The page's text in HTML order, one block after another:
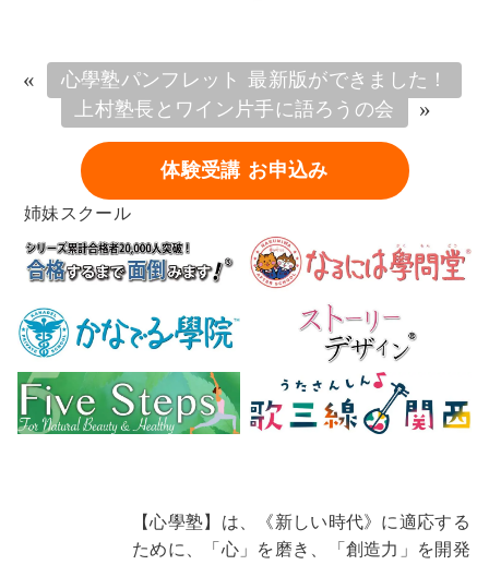
«
心學塾パンフレット 最新版ができました！
上村塾長とワイン片手に語ろうの会
»
体験受講 お申込み
姉妹スクール
【心學塾】は、《新しい時代》に適応する
ために、「心」を磨き、「創造力」を開発